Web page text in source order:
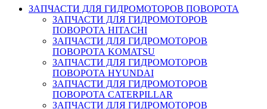
ЗАПЧАСТИ ДЛЯ ГИДРОМОТОРОВ ПОВОРОТА
ЗАПЧАСТИ ДЛЯ ГИДРОМОТОРОВ
ПОВОРОТА HITACHI
ЗАПЧАСТИ ДЛЯ ГИДРОМОТОРОВ
ПОВОРОТА KOMATSU
ЗАПЧАСТИ ДЛЯ ГИДРОМОТОРОВ
ПОВОРОТА HYUNDAI
ЗАПЧАСТИ ДЛЯ ГИДРОМОТОРОВ
ПОВОРОТА CATERPILLAR
ЗАПЧАСТИ ДЛЯ ГИДРОМОТОРОВ